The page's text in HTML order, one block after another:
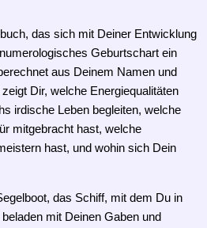
das sich mit Deiner Entwicklung
Geburtschart ein
aus Deinem Namen und
Dir, welche Energiequalitäten
irdische Leben begleiten, welche
mitgebracht hast, welche
hast, und wohin sich Dein
das Schiff, mit dem Du in
mit Deinen Gaben und